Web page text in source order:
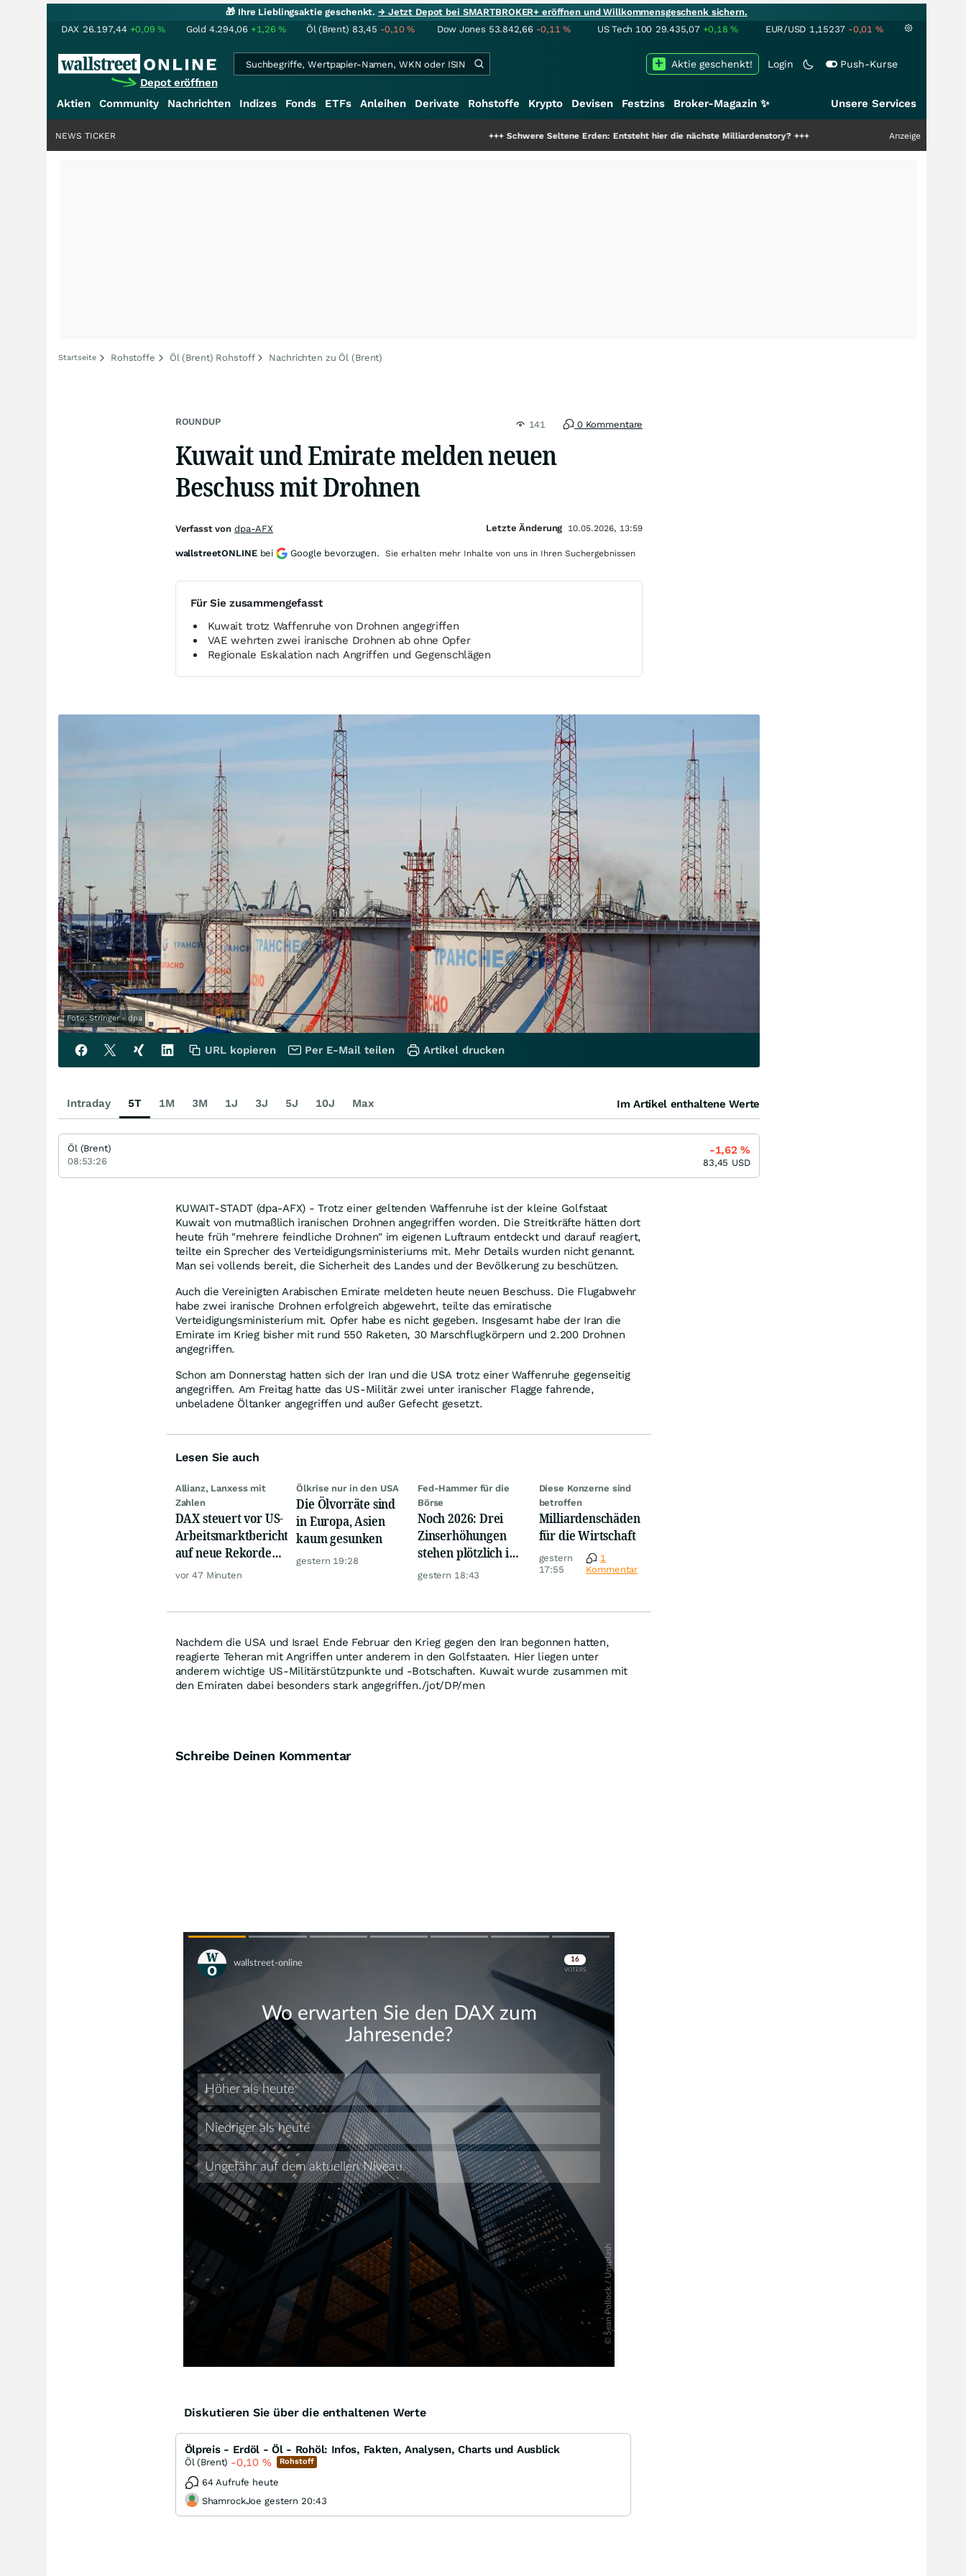
🎁 Ihre Lieblingsaktie geschenkt.→ Jetzt Depot bei SMARTBROKER+ eröffnen und Willkommensgeschenk sichern.
DAX 26.197,44 +0,09% Gold 4.294,06 +1,26% Öl (Brent) 83,45 -0,10% Dow Jones 53.842,66 -0,11% US Tech 100 29.435,07 +0,18% EUR/USD 1,15237 -0,01 %
Depot eröffnen
Login Push-Kurse
Aktie geschenkt!
Aktien Community Nachrichten Indizes Fonds ETFs Anleihen Derivate Rohstoffe Krypto Devisen Festzins Broker-Magazin ✨ Unsere Services
Schwere Seltene Erden: Entsteht hier die nächste Milliardenstory?+++ Anzeige
NEWS TICKER
Startseite Rohstoffe Öl (Brent) Rohstoff Nachrichten zu Öl (Brent)
ROUNDUP 141 0 Kommentare
Kuwait und Emirate melden neuen
Beschuss mit Drohnen
Für Sie zusammengefasst
Kuwait trotz Waffenruhe von Drohnen angegriffen
VAE wehrten zwei iranische Drohnen ab ohne Opfer
Regionale Eskalation nach Angriffen und Gegenschlägen
Foto: Stringer - dpa
KUWAIT-STADT (dpa-AFX) - Trotz einer geltenden Waffenruhe ist der kleine Golfstaat
Kuwait von mutmaßlich iranischen Drohnen angegriffen worden. Die Streitkräfte hätten dort
heute früh "mehrere feindliche Drohnen" im eigenen Luftraum entdeckt und darauf reagiert,
teilte ein Sprecher des Verteidigungsministeriums mit. Mehr Details wurden nicht genannt.
Man sei vollends bereit, die Sicherheit des Landes und der Bevölkerung zu beschützen.
Auch die Vereinigten Arabischen Emirate meldeten heute neuen Beschuss. Die Flugabwehr
habe zwei iranische Drohnen erfolgreich abgewehrt, teilte das emiratische
Verteidigungsministerium mit. Opfer habe es nicht gegeben. Insgesamt habe der Iran die
Emirate im Krieg bisher mit rund 550 Raketen, 30 Marschflugkörpern und 2.200 Drohnen
angegriffen.
Schon am Donnerstag hatten sich der Iran und die USA trotz einer Waffenruhe gegenseitig
angegriffen. Am Freitag hatte das US-Militär zwei unter iranischer Flagge fahrende,
unbeladene Öltanker angegriffen und außer Gefecht gesetzt.
Lesen Sie auch
Allianz, Lanxess mit
Zahlen
DAX steuert vor US-
Arbeitsmarktbericht
auf neue Rekorde
zu, Öl steigt
vor 47 Minuten
Ölkrise nur in den USA
Die Ölvorräte sind
in Europa, Asien
kaum gesunken
gestern 19:28
Fed-Hammer für die
Börse
Noch 2026: Drei
Zinserhöhungen
stehen plötzlich im
Raum
gestern 18:43
Diese Konzerne sind
betroffen
Milliardenschäden
für die Wirtschaft
gestern
17:55
1
Kommentar
Nachdem die USA und Israel Ende Februar den Krieg gegen den Iran begonnen hatten,
reagierte Teheran mit Angriffen unter anderem in den Golfstaaten. Hier liegen unter
anderem wichtige US-Militärstützpunkte und -Botschaften. Kuwait wurde zusammen mit
den Emiraten dabei besonders stark angegriffen./jot/DP/men
Schreibe Deinen Kommentar
Skip
Skip
Diskutieren Sie über die enthaltenen Werte
Ölpreis - Erdöl - Öl - Rohöl: Infos, Fakten, Analysen, Charts und Ausblick
Öl (Brent) -0,10 % Rohstoff
64 Aufrufe heute
ShamrockJoe gestern 20:43
Verfasst von dpa-AFX Letzte Änderung 10.05.2026, 13:59
wallstreetONLINE bei Google bevorzugen. Sie erhalten mehr Inhalte von uns in Ihren Suchergebnissen
URL kopieren Per E-Mail teilen Artikel drucken
Intraday 5T 1M 3M 1J 3J 5J 10J Max Im Artikel enthaltene Werte
Öl (Brent)
08:53:26
-1,62%
83,45 USD